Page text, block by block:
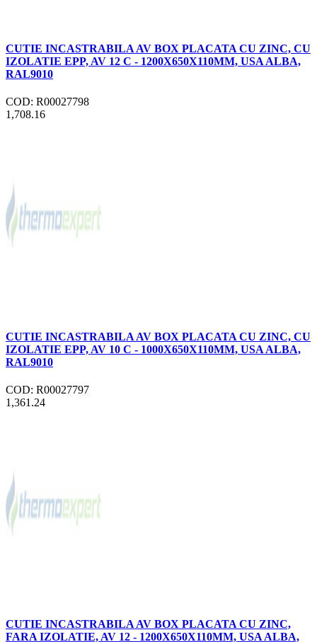
CUTIE INCASTRABILA AV BOX PLACATA CU ZINC, CU
IZOLATIE EPP, AV 12 C - 1200X650X110MM, USA ALBA,
RAL9010
COD: R00027798
1,708.16
CUTIE INCASTRABILA AV BOX PLACATA CU ZINC, CU
IZOLATIE EPP, AV 10 C - 1000X650X110MM, USA ALBA,
RAL9010
COD: R00027797
1,361.24
CUTIE INCASTRABILA AV BOX PLACATA CU ZINC,
FARA IZOLATIE, AV 12 - 1200X650X110MM, USA ALBA,